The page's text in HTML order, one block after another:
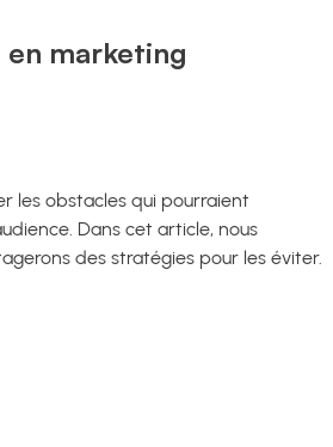
marketing
les obstacles qui pourraient
Dans cet article, nous
des stratégies pour les éviter.